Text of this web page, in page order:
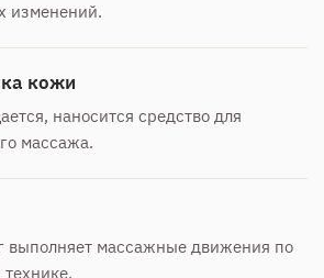
изменений.
кожи
наносится средство для
массажа.
выполняет массажные движения по